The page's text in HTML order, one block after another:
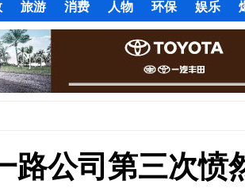
旅游 消费 人物 环保 娱乐
路公司第三次愤